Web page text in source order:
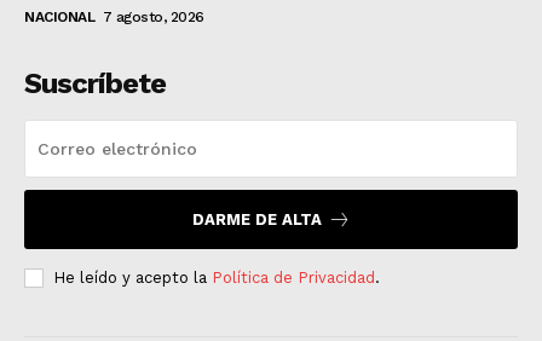
NACIONAL 7 agosto, 2026
Suscríbete
DARME DE ALTA
He leído y acepto la Política de Privacidad .